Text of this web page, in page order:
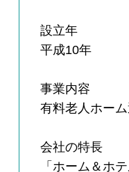
設立年
平成10年
事業内容
有料老人ホー
会社の特長
「ホーム＆ホ